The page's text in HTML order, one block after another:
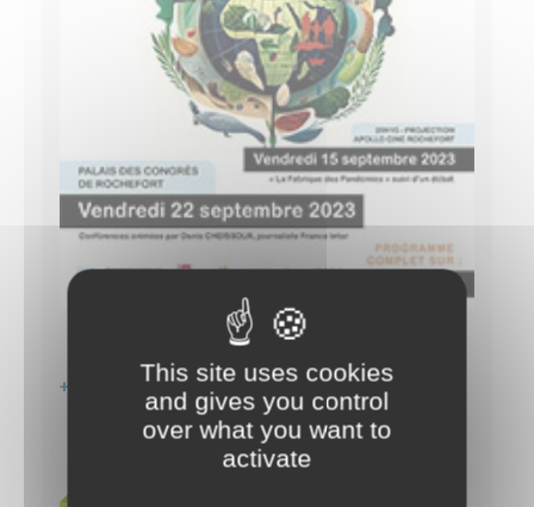
+ Google Agenda + Exporter vers iCal
This site uses cookies
and gives you control
over what you want to
activate